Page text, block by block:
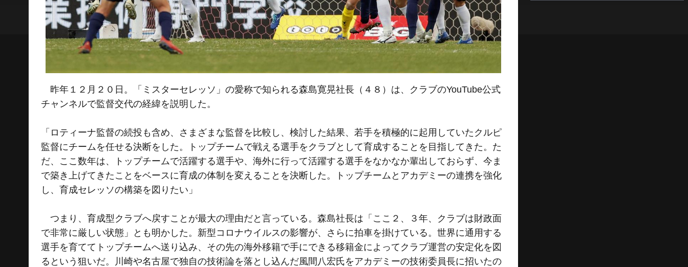
昨年１２月２０日。「ミスターセレッソ」の愛称で知られる森島寛晃社長（４８）は、クラブのYouTube公式
チャンネルで監督交代の経緯を説明した。
「ロティーナ監督の続投も含め、さまざまな監督を比較し、検討した結果、若手を積極的に起用していたクルピ
監督にチームを任せる決断をした。トップチームで戦える選手をクラブとして育成することを目指してきた。た
だ、ここ数年は、トップチームで活躍する選手や、海外に行って活躍する選手をなかなか輩出しておらず、今ま
で築き上げてきたことをベースに育成の体制を変えることを決断した。トップチームとアカデミーの連携を強化
し、育成セレッソの構築を図りたい」
つまり、育成型クラブへ戻すことが最大の理由だと言っている。森島社長は「ここ２、３年、クラブは財政面
で非常に厳しい状態」とも明かした。新型コロナウイルスの影響が、さらに拍車を掛けている。世界に通用する
選手を育ててトップチームへ送り込み、その先の海外移籍で手にできる移籍金によってクラブ運営の安定化を図
るという狙いだ。川崎や名古屋で独自の技術論を落とし込んだ風間八宏氏をアカデミーの技術委員長に招いたの